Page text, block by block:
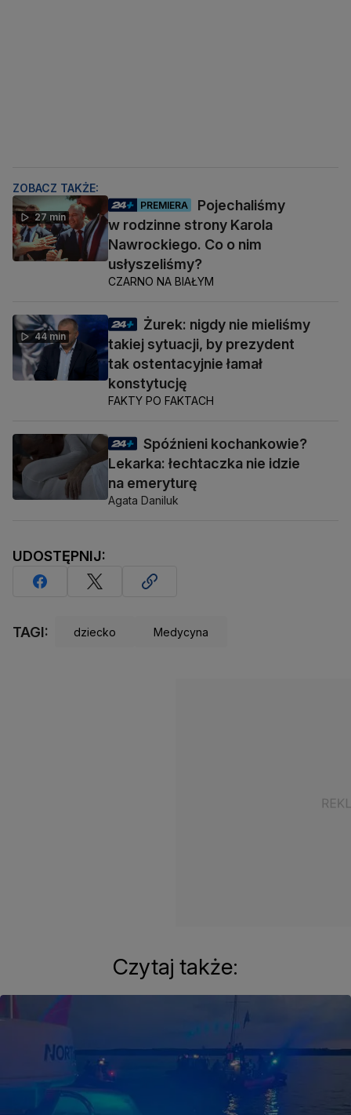
ZOBACZ TAKŻE:
27 min
PREMIERA
Pojechaliśmy
w rodzinne strony Karola
Nawrockiego. Co o nim
usłyszeliśmy?
CZARNO NA BIAŁYM
44 min
Żurek: nigdy nie mieliśmy
takiej sytuacji, by prezydent
tak ostentacyjnie łamał
konstytucję
FAKTY PO FAKTACH
Spóźnieni kochankowie?
Lekarka: łechtaczka nie idzie
na emeryturę
Agata Daniluk
UDOSTĘPNIJ:
TAGI: dziecko Medycyna
Czytaj także: